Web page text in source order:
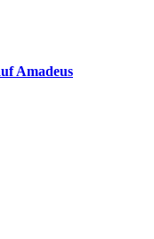
Amadeus